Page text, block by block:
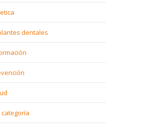
dentales
categoría